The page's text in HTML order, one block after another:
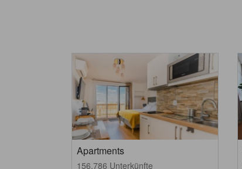
Apartments
156.786 Unterkünfte